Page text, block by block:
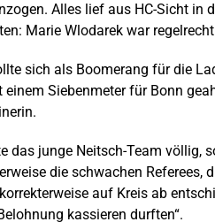
Alles lief aus HC-Sicht in
Marie Wlodarek war
sich als Boomerang für die
Siebenmeter für Bonn
das junge Neitsch-Team
die schwachen
auf Kreis ab
kassieren durften“.